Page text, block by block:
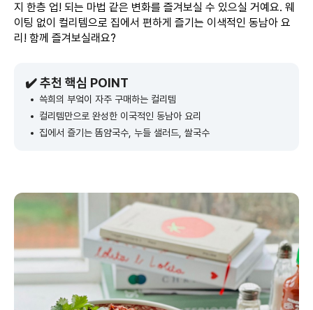
지 한층 업! 되는 마법 같은 변화를 즐겨보실 수 있으실 거예요. 웨
이팅 없이 컬리템으로 집에서 편하게 즐기는 이색적인 동남아 요
리! 함께 즐겨보실래요?
✔️ 추천 핵심 POINT
쓱희의 부엌이 자주 구매하는 컬리템
컬리템만으로 완성한 이국적인 동남아 요리
집에서 즐기는 똠얌국수, 누들 샐러드, 쌀국수